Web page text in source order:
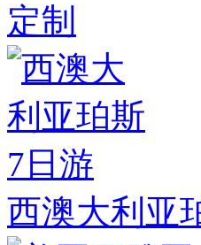
西澳大利亚